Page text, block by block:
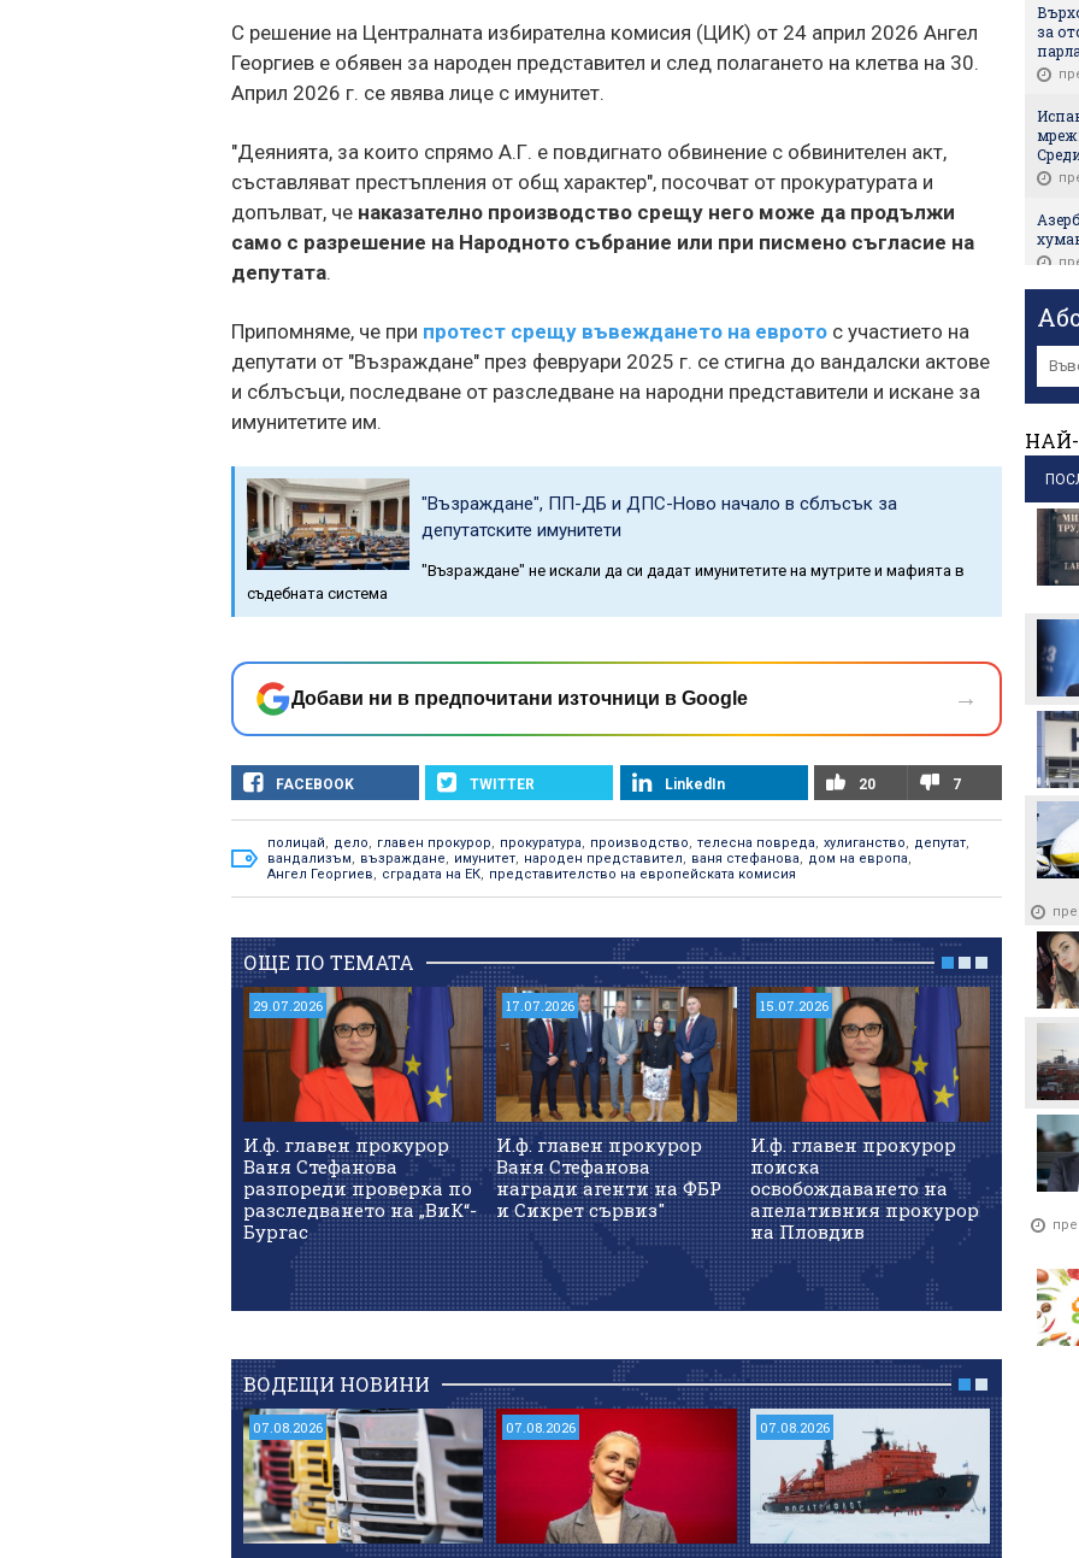
С решение на Централната избирателна комисия (ЦИК) от 24 април 2026 Ангел
Георгиев е обявен за народен представител и след полагането на клетва на 30.
Април 2026 г. се явява лице с имунитет.
"Деянията, за които спрямо А.Г. е повдигнато обвинение с обвинителен акт,
съставляват престъпления от общ характер", посочват от прокуратурата и
допълват, че наказателно производство срещу него може да продължи
само с разрешение на Народното събрание или при писмено съгласие на
депутата.
Припомняме, че при протест срещу въвеждането на еврото с участието на
депутати от "Възраждане" през февруари 2025 г. се стигна до вандалски актове
и сблъсъци, последване от разследване на народни представители и искане за
имунитетите им.
"Възраждане", ПП-ДБ и ДПС-Ново начало в сблъсък за
депутатските имунитети
"Възраждане" не искали да си дадат имунитетите на мутрите и мафията в
съдебната система
Добави ни в предпочитани източници в Google →
FACEBOOK TWITTER LinkedIn 20 7
полицай, дело, главен прокурор, прокуратура, производство, телесна повреда, хулиганство, депутат,
вандализъм, възраждане, имунитет, народен представител, ваня стефанова, дом на европа,
Ангел Георгиев, сградата на ЕК, представителство на европейската комисия
ОЩЕ ПО ТЕМАТА
29.07.2026
И.ф. главен прокурор
Ваня Стефанова
разпореди проверка по
разследването на „ВиК“-
Бургас
17.07.2026
И.ф. главен прокурор
Ваня Стефанова
награди агенти на ФБР
и Сикрет сървиз"
15.07.2026
И.ф. главен прокурор
поиска
освобождаването на
апелативния прокурор
на Пловдив
оставка
ВОДЕЩИ НОВИНИ
07.08.2026 07.08.2026 07.08.2026
за
път
от